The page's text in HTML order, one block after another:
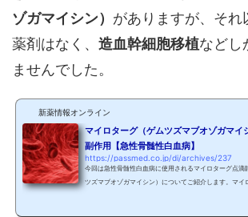
ゾガマイシン） がありますが、それ
薬剤はなく、 造血幹細胞移植などし
ませんでした。
新薬情報オンライン
マイロターグ（ゲムツズマブオゾガマイ
副作用【急性骨髄性白血病】
https://passmed.co.jp/di/archives/237
今回は急性骨髄性白血病に使用されるマイロターグ点滴
ツズマブオゾガマイシン）についてご紹介します。マイ